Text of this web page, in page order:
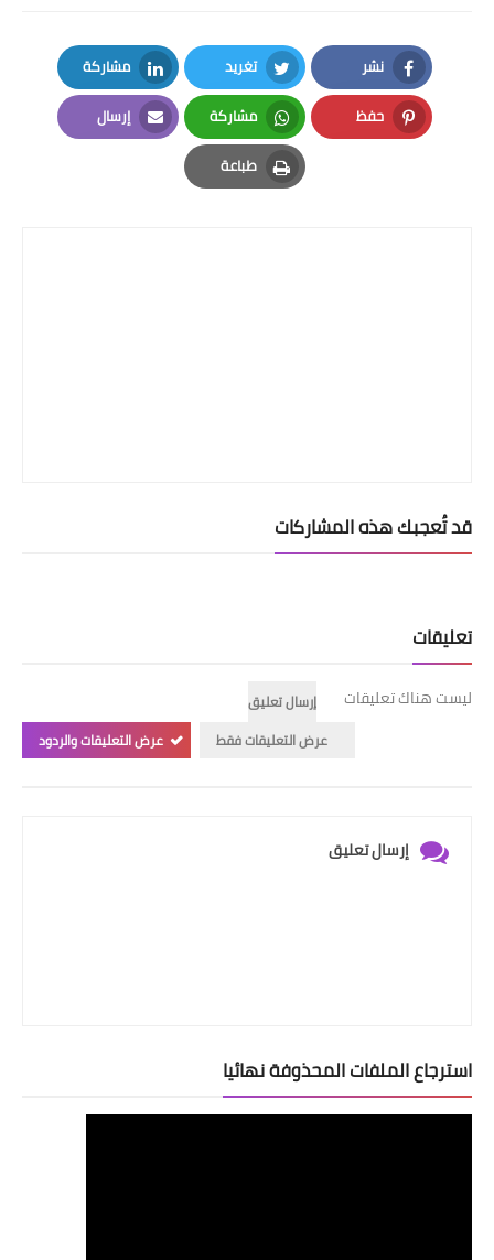
نشر
Facebook
تغريد
Twitter
مشاركة
LinkedIn
حفظ
Pinterest
مشاركة
Whatsapp
إرسال
Email
طباعة
Print
قد تُعجبك هذه المشاركات
تعليقات
ليست هناك تعليقات
إرسال تعليق
عرض التعليقات فقط
عرض التعليقات والردود
إرسال تعليق
استرجاع الملفات المحذوفة نهائيا